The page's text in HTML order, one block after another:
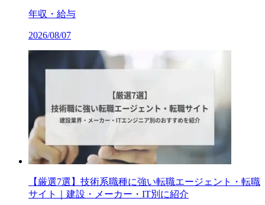
年収・給与
2026/08/07
【厳選7選】技術系職種に強い転職エージェント・転職
サイト｜建設・メーカー・IT別に紹介